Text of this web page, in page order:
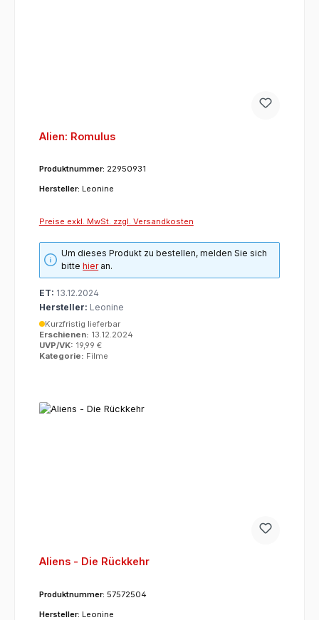
Alien: Romulus
Produktnummer: 22950931
Hersteller: Leonine
Preise exkl. MwSt. zzgl. Versandkosten
Um dieses Produkt zu bestellen, melden Sie sich
bittehieran.
ET: 13.12.2024
Hersteller: Leonine
Kurzfristig lieferbar
Erschienen: 13.12.2024
UVP/VK: 19,99 €
Kategorie: Filme
Aliens - Die Rückkehr
Produktnummer: 57572504
Hersteller: Leonine